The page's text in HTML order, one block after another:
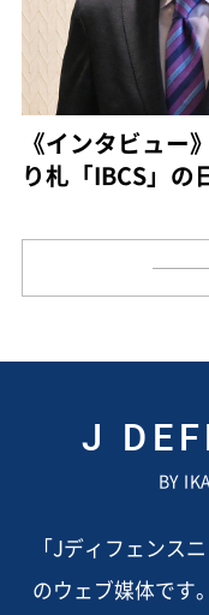
《インタビュー
り札「IBCS」の
J
BY
「Jディフェンス
のウェブ媒体です